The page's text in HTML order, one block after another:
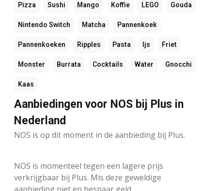
Pizza Sushi Mango Koffie LEGO Gouda
Nintendo Switch Matcha Pannenkoek
Pannenkoeken Ripples Pasta Ijs Friet
Monster Burrata Cocktails Water Gnocchi
Kaas
Aanbiedingen voor NOS bij Plus in
Nederland
NOS is op dit moment in de aanbieding bij Plus.
NOS is momenteel tegen een lagere prijs
verkrijgbaar bij Plus. Mis deze geweldige